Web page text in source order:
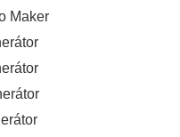
Maker